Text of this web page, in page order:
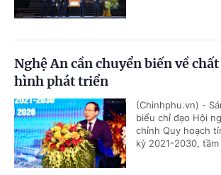
Nghệ An cần chuyển biến về
hình phát triển
(Chinhphu.vn) -
biểu chỉ đạo Hội
chỉnh Quy hoạch
kỳ 2021-2030,